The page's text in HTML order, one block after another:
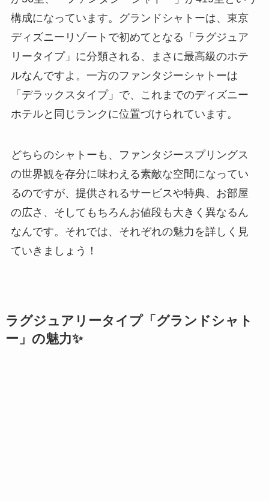
構成になっています。グランドシャトーは、東京
ディズニーリゾートで初めてとなる「ラグジュア
リータイプ」に分類される、まさに最高級のホテ
ルなんですよ。一方のファンタジーシャトーは
「デラックスタイプ」で、これまでのディズニー
ホテルと同じランクに位置づけられています。
どちらのシャトーも、ファンタジースプリングス
の世界観を存分に味わえる素敵な空間になってい
るのですが、提供されるサービスや特典、お部屋
の広さ、そしてもちろんお値段も大きく異なるん
なんです。それでは、それぞれの魅力を詳しく見
ていきましょう！
ラグジュアリータイプ「グランドシャト
ー」の魅力✨